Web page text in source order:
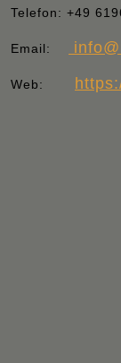
Telefon: +49
Email: info
Web: